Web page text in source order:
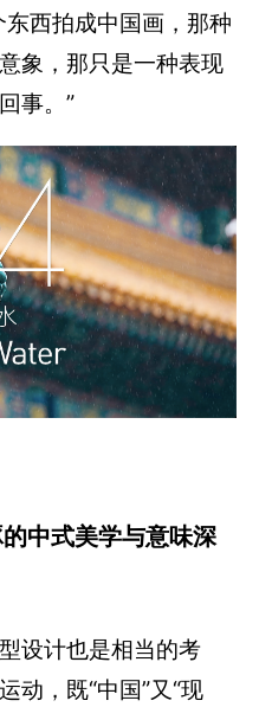
西拍成中国画，那种
象，那只是一种表现
事。”
中式美学与意味深
设计也是相当的考
动，既“中国”又“现